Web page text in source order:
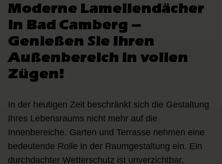
Moderne Lamellendächer
in Bad Camberg –
Genießen Sie Ihren
Außenbereich in vollen
Zügen!
In der heutigen Zeit beschränkt sich die Gestaltung
Ihres Lebensraums nicht mehr auf die
Innenbereiche. Garten und Terrasse nehmen eine
bedeutende Rolle in der Raumgestaltung ein. Ein
durchdachter Wetterschutz ist unverzichtbar,